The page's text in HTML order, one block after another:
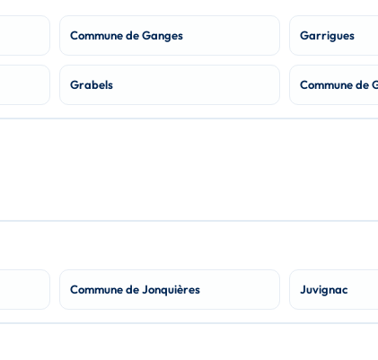
Commune de Ganges Garrigues
Grabels Commune de
Commune de Jonquières Juvignac